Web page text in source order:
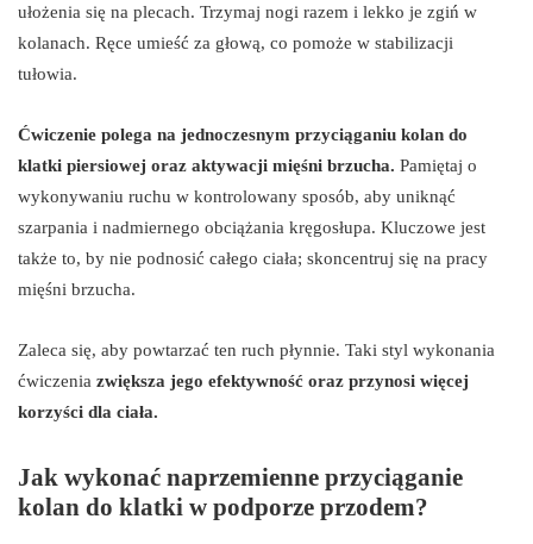
ułożenia się na plecach. Trzymaj nogi razem i lekko je zgiń w
kolanach. Ręce umieść za głową, co pomoże w stabilizacji
tułowia.
Ćwiczenie polega na jednoczesnym przyciąganiu kolan do
klatki piersiowej oraz aktywacji mięśni brzucha. Pamiętaj o
wykonywaniu ruchu w kontrolowany sposób, aby uniknąć
szarpania i nadmiernego obciążania kręgosłupa. Kluczowe jest
także to, by nie podnosić całego ciała; skoncentruj się na pracy
mięśni brzucha.
Zaleca się, aby powtarzać ten ruch płynnie. Taki styl wykonania
ćwiczenia zwiększa jego efektywność oraz przynosi więcej
korzyści dla ciała.
Jak wykonać naprzemienne przyciąganie
kolan do klatki w podporze przodem?